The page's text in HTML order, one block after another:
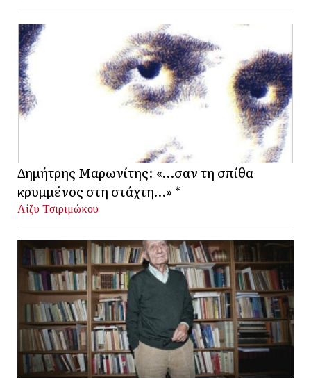
Δημήτρης Μαρωνίτης: «…σαν τη σπίθα
κρυμμένος στη στάχτη…» *
Λίζυ Τσιριμώκου